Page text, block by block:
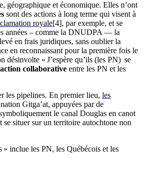
géographique et économique. Elles n’ont
sont des actions à long terme qui visent à
royale[4], par exemple, et se
années – comme la DNUDPA — la
en frais juridiques, sans oublier la
en reconnaissant pour la première fois le
désinvolte « J’espère qu’ils (les PN) se
collaborative entre les PN et les
les pipelines. En premier lieu, les
Gitga’at, appuyées par de
le canal Douglas en canot
situer sur un territoire autochtone non
inclue les PN, les Québécois et les